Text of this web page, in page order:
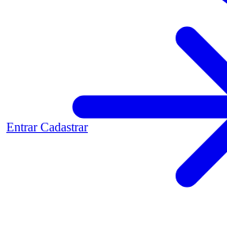
EntrarCadastrar